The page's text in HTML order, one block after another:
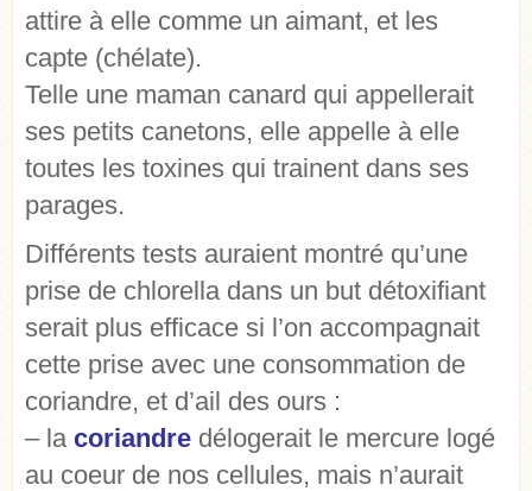
attire à elle comme un aimant, et les
capte (chélate).
Telle une maman canard qui appellerait
ses petits canetons, elle appelle à elle
toutes les toxines qui trainent dans ses
parages.
Différents tests auraient montré qu’une
prise de chlorella dans un but détoxifiant
serait plus efficace si l’on accompagnait
cette prise avec une consommation de
coriandre, et d’ail des ours :
– la coriandre délogerait le mercure logé
au coeur de nos cellules, mais n’aurait